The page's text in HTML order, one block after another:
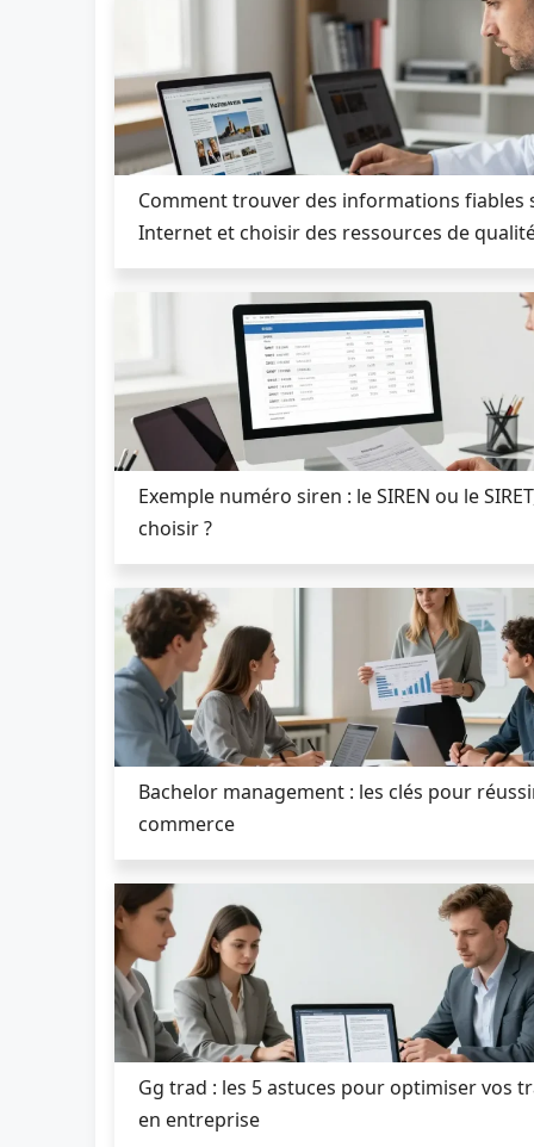
Comment trouver des informations fiables
Internet et choisir des ressources de
Exemple numéro siren : le SIREN ou le
choisir ?
Bachelor management : les clés pour
commerce
Gg trad : les 5 astuces pour optimiser vos
en entreprise